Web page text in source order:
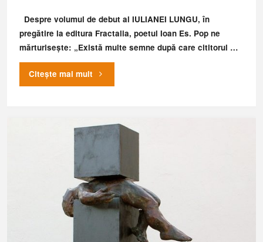
Despre volumul de debut al IULIANEI LUNGU, în
pregătire la editura Fractalia, poetul Ioan Es. Pop ne
mărturisește: „Există multe semne după care cititorul …
Citește mai mult "Iuliana
pentru
histerectomie"